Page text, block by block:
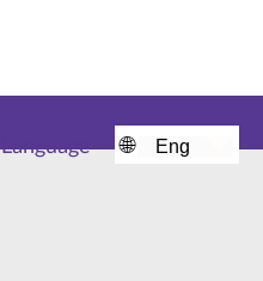
Language 🌐